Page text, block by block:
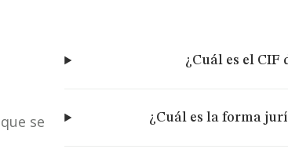
se
¿Cuál es el
¿Cuál es la forma